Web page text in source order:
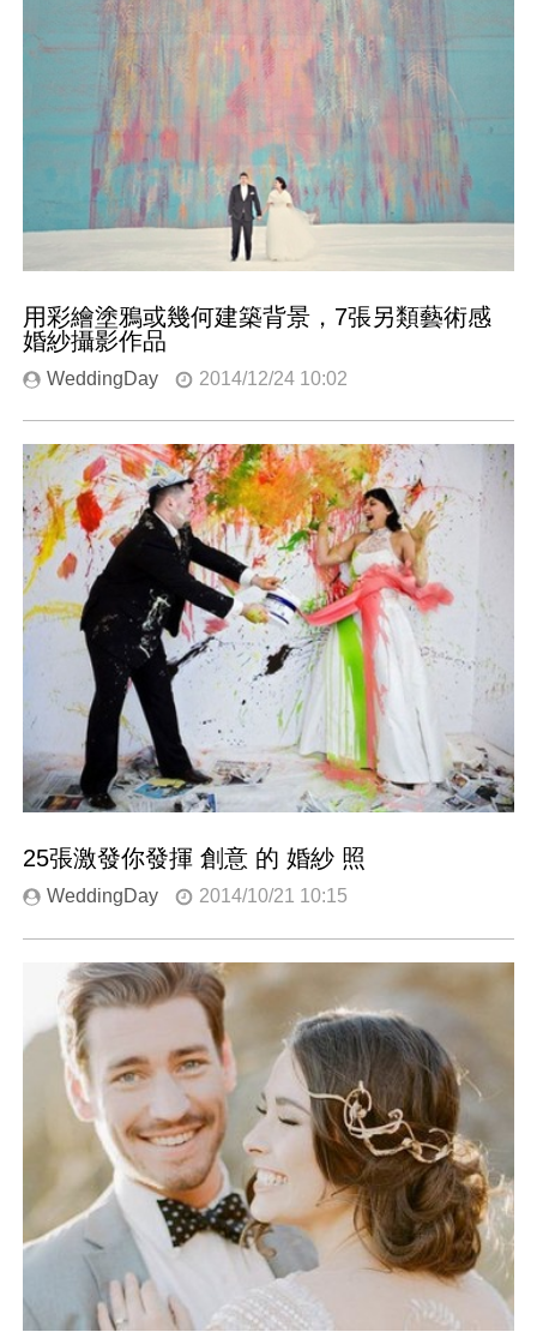
用彩繪塗鴉或幾何建築背景，7張另類藝術感
婚紗攝影作品
WeddingDay 2014/12/24 10:02
25張激發你發揮 創意 的 婚紗 照
WeddingDay 2014/10/21 10:15